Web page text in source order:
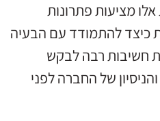
מציעות פתרונות
כיצד להתמודד עם הבעיה
חשיבות רבה לבקש
של החברה לפני